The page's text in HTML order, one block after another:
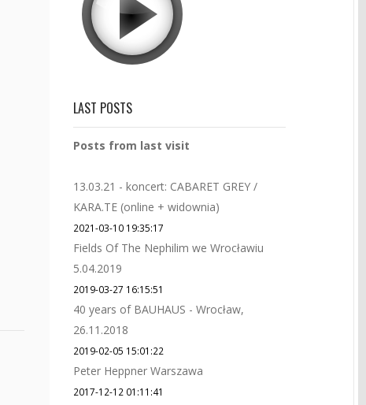
LAST POSTS
Posts from last visit
13.03.21 - koncert: CABARET GREY /
KARA.TE (online + widownia)
2021-03-10 19:35:17
Fields Of The Nephilim we Wrocławiu
5.04.2019
2019-03-27 16:15:51
40 years of BAUHAUS - Wrocław,
26.11.2018
2019-02-05 15:01:22
Peter Heppner Warszawa
2017-12-12 01:11:41